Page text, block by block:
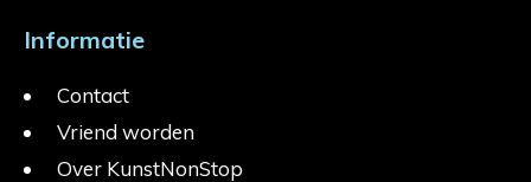
Informatie
Contact
Vriend worden
Over KunstNonStop